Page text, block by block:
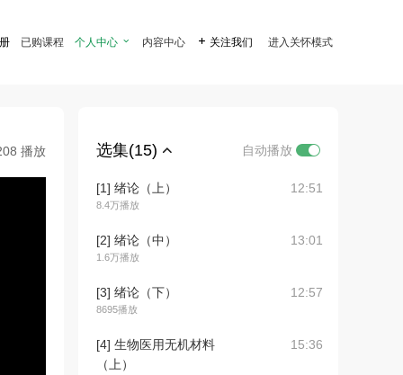
已购课程 个人中心  内容中心  关注我们 进入关怀模式
播放 选集(15) 自动播放
[1] 绪论（上）
8.4万播放
12:51
[2] 绪论（中）
1.6万播放
13:01
[3] 绪论（下）
8695播放
12:57
[4] 生物医用无机材料
（上）
15:36